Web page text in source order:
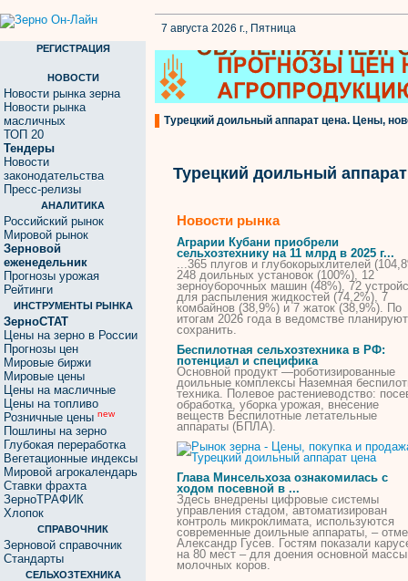
7 августа 2026 г., Пятница
РЕГИСТРАЦИЯ
НОВОСТИ
Новости рынка зерна
Новости рынка
масличных
ТОП 20
Тендеры
Новости
законодательства
Пресс-релизы
АНАЛИТИКА
Российский рынок
Мировой рынок
Зерновой
еженедельник
Прогнозы урожая
Рейтинги
ИНСТРУМЕНТЫ РЫНКА
ЗерноСТАТ
Цены на зерно в России
Прогнозы цен
Мировые биржи
Мировые цены
Цены на масличные
Цены на топливо
Розничные цены new
Пошлины на зерно
Глубокая переработка
Вегетационные индексы
Мировой агрокалендарь
Ставки фрахта
ЗерноТРАФИК
Хлопок
СПРАВОЧНИК
Зерновой справочник
Стандарты
СЕЛЬХОЗТЕХНИКА
Турецкий доильный аппарат цена. Цены,
Турецкий доильный
Новости рынка
Аграрии Кубани приобрели
сельхозтехнику на 11 млрд в 2025 г...
...365 плугов и глубокорыхлителей
248 доильных установок (100%), 12
зерноуборочных машин (48%), 72
для распыления жидкостей (74,2%), 7
комбайнов (38,9%) и 7 жаток (38,9%). По
итогам 2026 года в ведомстве планируют
сохранить.
Беспилотная сельхозтехника в РФ:
потенциал и специфика
Основной продукт —роботизированные
доильные комплексы Наземная
техника. Полевое растениеводство:
обработка, уборка урожая, внесение
веществ Беспилотные летательные
аппараты (БПЛА).
Глава Минсельхоза ознакомилась с
ходом посевной в ...
Здесь внедрены цифровые системы
управления стадом, автоматизирован
контроль микроклимата, используются
современныедоильные аппараты, –
Александр Гусев. Гостям показали
на 80 мест – для доения основной массы
молочных коров.